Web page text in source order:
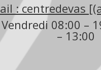
: centredevas
08:00 –
– 13:00